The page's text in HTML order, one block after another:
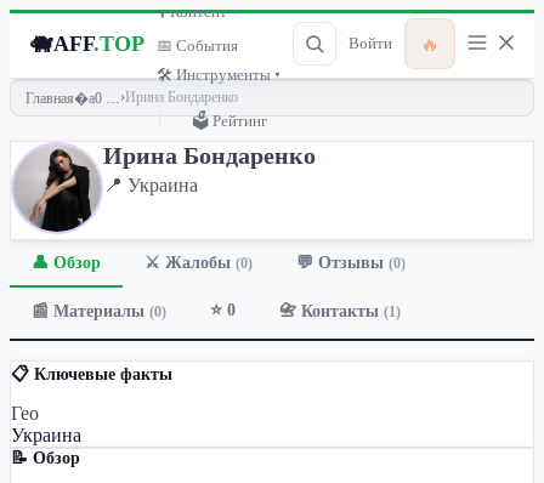
🐗AFF.TOP
🎙 Контент ▾
📅 События
🛠 Инструменты ▾
🗳 Рейтинг
Войти 🔥
Главная › Ирина Бондаренко
Ирина Бондаренко
📍 Украина
👤 Обзор ⚔️ Жалобы (0) 💬 Отзывы (0)
📰 Материалы (0) ⭐ 0 📇 Контакты (1)
📋 Ключевые факты
Гео
Украина
📝 Обзор